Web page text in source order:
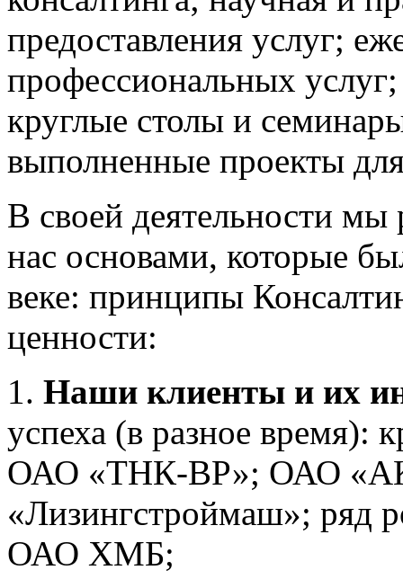
предоставления услуг;
профессиональных
круглые столы и
выполненные проекты
В своей деятельности мы
нас основами, которые
веке: принципы
ценности:
1. Наши клиенты и их
успеха (в разное время):
ОАО «ТНК-ВР»; ОАО
«Лизингстроймаш»; ряд
ОАО ХМБ;